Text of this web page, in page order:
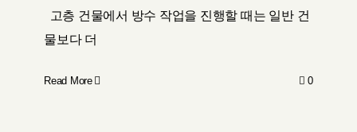
고층 건물에서 방수 작업을 진행할 때는 일반 건
물보다 더
Read More 0